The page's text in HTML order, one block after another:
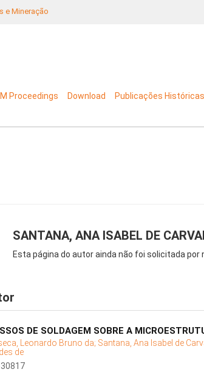
e Mineração
Proceedings Download Publicações Históricas
SANTANA, ANA ISABEL DE
Esta página do autor ainda não foi solicitada por
DE SOLDAGEM SOBRE A
Leonardo Bruno da; Santana, Ana Isabel de
de